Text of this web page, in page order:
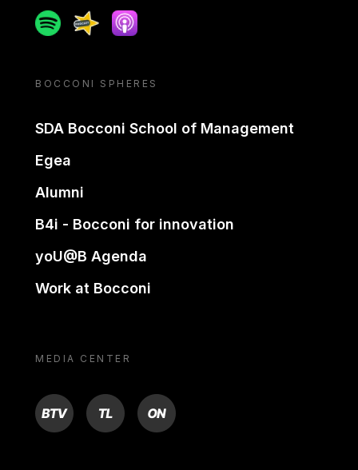
SpotifySpreakerApple podcast
BOCCONI SPHERES
SDA Bocconi School of Management
Egea
Alumni
B4i - Bocconi for innovation
yoU@B Agenda
Work at Bocconi
MEDIA CENTER
BTV TL ON